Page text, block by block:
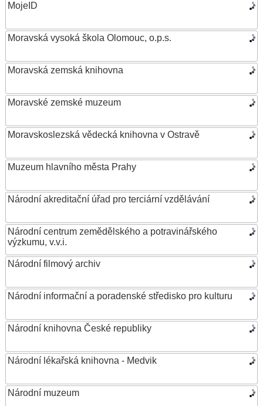
MojeID
Moravská vysoká škola Olomouc, o.p.s.
Moravská zemská knihovna
Moravské zemské muzeum
Moravskoslezská vědecká knihovna v Ostravě
Muzeum hlavního města Prahy
Národní akreditační úřad pro terciární vzdělávání
Národní centrum zemědělského a potravinářského
výzkumu, v.v.i.
Národní filmový archiv
Národní informační a poradenské středisko pro kulturu
Národní knihovna České republiky
Národní lékařská knihovna - Medvik
Národní muzeum